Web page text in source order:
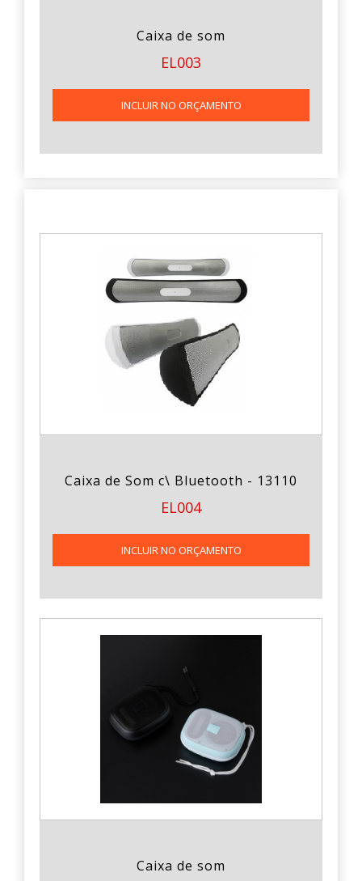
Caixa de som
EL003
INCLUIR NO ORÇAMENTO
Caixa de Som c\ Bluetooth - 13110
EL004
INCLUIR NO ORÇAMENTO
Caixa de som